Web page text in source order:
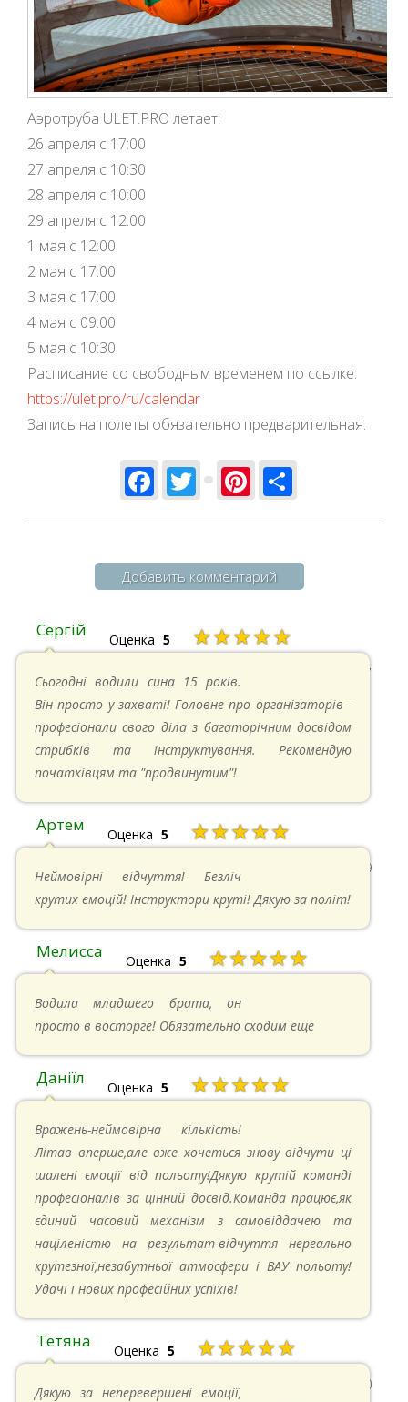
Аэротруба ULET.PRO летает:
26 апреля с 17:00
27 апреля с 10:30
28 апреля с 10:00
29 апреля с 12:00
1 мая с 12:00
2 мая с 17:00
3 мая с 17:00
4 мая с 09:00
5 мая с 10:30
Расписание со свободным временем по ссылке:
https://ulet.pro/ru/calendar
Запись на полеты обязательно предварительная.
Facebook
TwitterPinterest
Добавить комментарий
Сергій Оценка 5 ★★★★★
20.04.2025 в 17:07
Сьогодні водили сина 15 років.
Він просто у захваті! Головне про організаторів -
професіонали свого діла з багаторічним досвідом
стрибків та інструктування. Рекомендую
початківцям та "продвинутим"!
Артем Оценка 5 ★★★★★
22.06.2024 в 15:59
Неймовірні відчуття! Безліч
крутих емоцій! Інструктори круті! Дякую за політ!
Мелисса Оценка 5 ★★★★★
Водила младшего брата, он
просто в восторге! Обязательно сходим еще
Даніїл Оценка 5 ★★★★★
Вражень-неймовірна кількість!
Літав вперше,але вже хочеться знову відчути ці
шалені ємоції від польоту!Дякую крутій команді
професіоналів за цінний досвід.Команда працює,як
єдиний часовий механізм з самовіддачею та
націленістю на результат-відчуття нереально
крутезної,незабутньої атмосфери і ВАУ польоту!
Удачі і нових професійних успіхів!
Тетяна Оценка 5 ★★★★★
13.05.2024 в 11:30
Дякую за неперевершені емоції,